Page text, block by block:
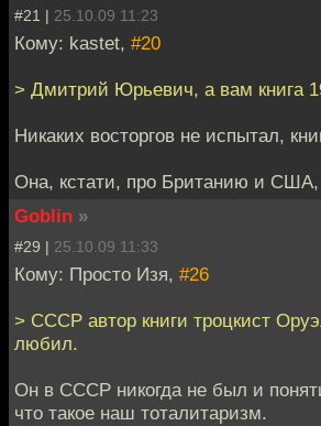
#21 | 25.10.09 11:23
Кому: kastet, #20
> Дмитрий Юрьевич, а вам книга
Никаких восторгов не испытал,
Она, кстати, про Британию и
Goblin »
#29 | 25.10.09 11:33
Кому: Просто Изя, #26
> СССР автор книги троцкист
любил.
Он в СССР никогда не был и
что такое наш тоталитаризм.